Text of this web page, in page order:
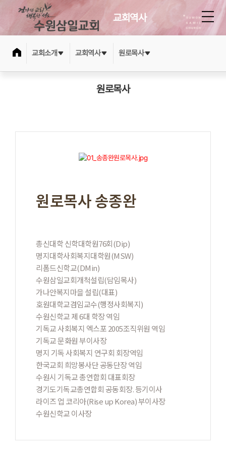
교회역사
교회소개 교회역사 원로목사
원로목사
원로목사 송종완
총신대학 신학대학원76회(Dip)
명지대학사회복지대학원(MSW)
리폼드신학교(DMin)
수원삼일교회개척설립(담임목사)
가나안복지마을 설립(대표)
호원대학교겸임교수(행정사회복지)
수원신학교 제 6대 학장 역임
기독교 사회복지 엑스포 2005조직위원 역임
기독교 문화원 부이사장
명지 기독 사회복지 연구회 회장역임
한국교회 희망봉사단 공동단장 역임
수원시 기독교 총연합회 대표회장
경기도기독교총연합회 공동회장. 등기이사
라이즈 업 코리아(Rise up Korea) 부이사장
수원신학교 이사장